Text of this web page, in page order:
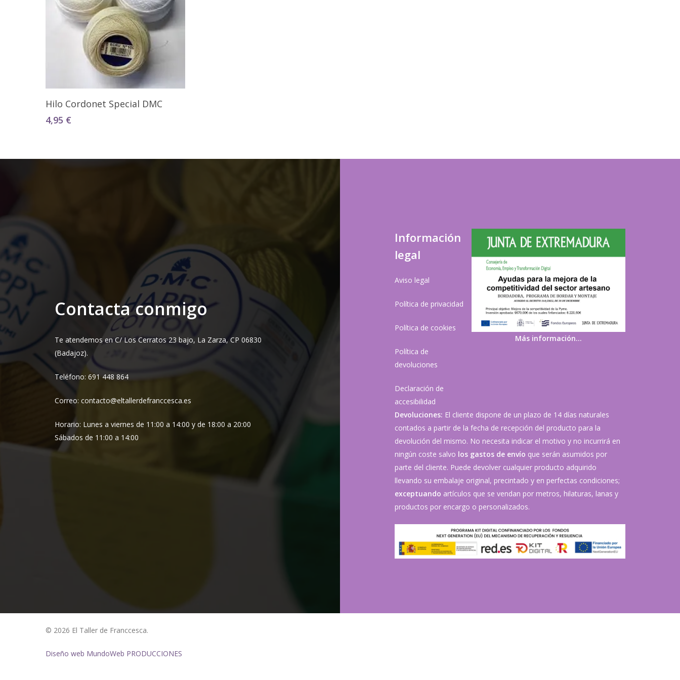
Seleccionar Opciones
Hilo Cordonet Special DMC
4,95 €
Contacta conmigo
Te atendemos en C/ Los Cerratos 23 bajo, La Zarza, CP 06830
(Badajoz).
Teléfono: 691 448 864
Correo: contacto@eltallerdefranccesca.es
Horario: Lunes a viernes de 11:00 a 14:00 y de 18:00 a 20:00
Sábados de 11:00 a 14:00
Información
legal
Aviso legal
Política de privacidad
Política de cookies
Política de
devoluciones
Declaración de
accesibilidad
Más información…
Devoluciones: El cliente dispone de un plazo de 14 días naturales
contados a partir de la fecha de recepción del producto para la
devolución del mismo. No necesita indicar el motivo y no incurrirá en
ningún coste salvo los gastos de envío que serán asumidos por
parte del cliente. Puede devolver cualquier producto adquirido
llevando su embalaje original, precintado y en perfectas condiciones;
exceptuando artículos que se vendan por metros, hilaturas, lanas y
productos por encargo o personalizados.
© 2026 El Taller de Franccesca.
Diseño web MundoWeb PRODUCCIONES